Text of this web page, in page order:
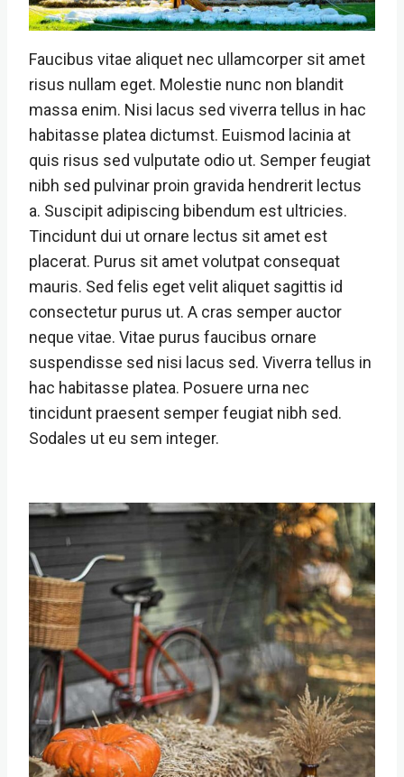
Faucibus vitae aliquet nec ullamcorper sit amet
risus nullam eget. Molestie nunc non blandit
massa enim. Nisi lacus sed viverra tellus in hac
habitasse platea dictumst. Euismod lacinia at
quis risus sed vulputate odio ut. Semper feugiat
nibh sed pulvinar proin gravida hendrerit lectus
a. Suscipit adipiscing bibendum est ultricies.
Tincidunt dui ut ornare lectus sit amet est
placerat. Purus sit amet volutpat consequat
mauris. Sed felis eget velit aliquet sagittis id
consectetur purus ut. A cras semper auctor
neque vitae. Vitae purus faucibus ornare
suspendisse sed nisi lacus sed. Viverra tellus in
hac habitasse platea. Posuere urna nec
tincidunt praesent semper feugiat nibh sed.
Sodales ut eu sem integer.